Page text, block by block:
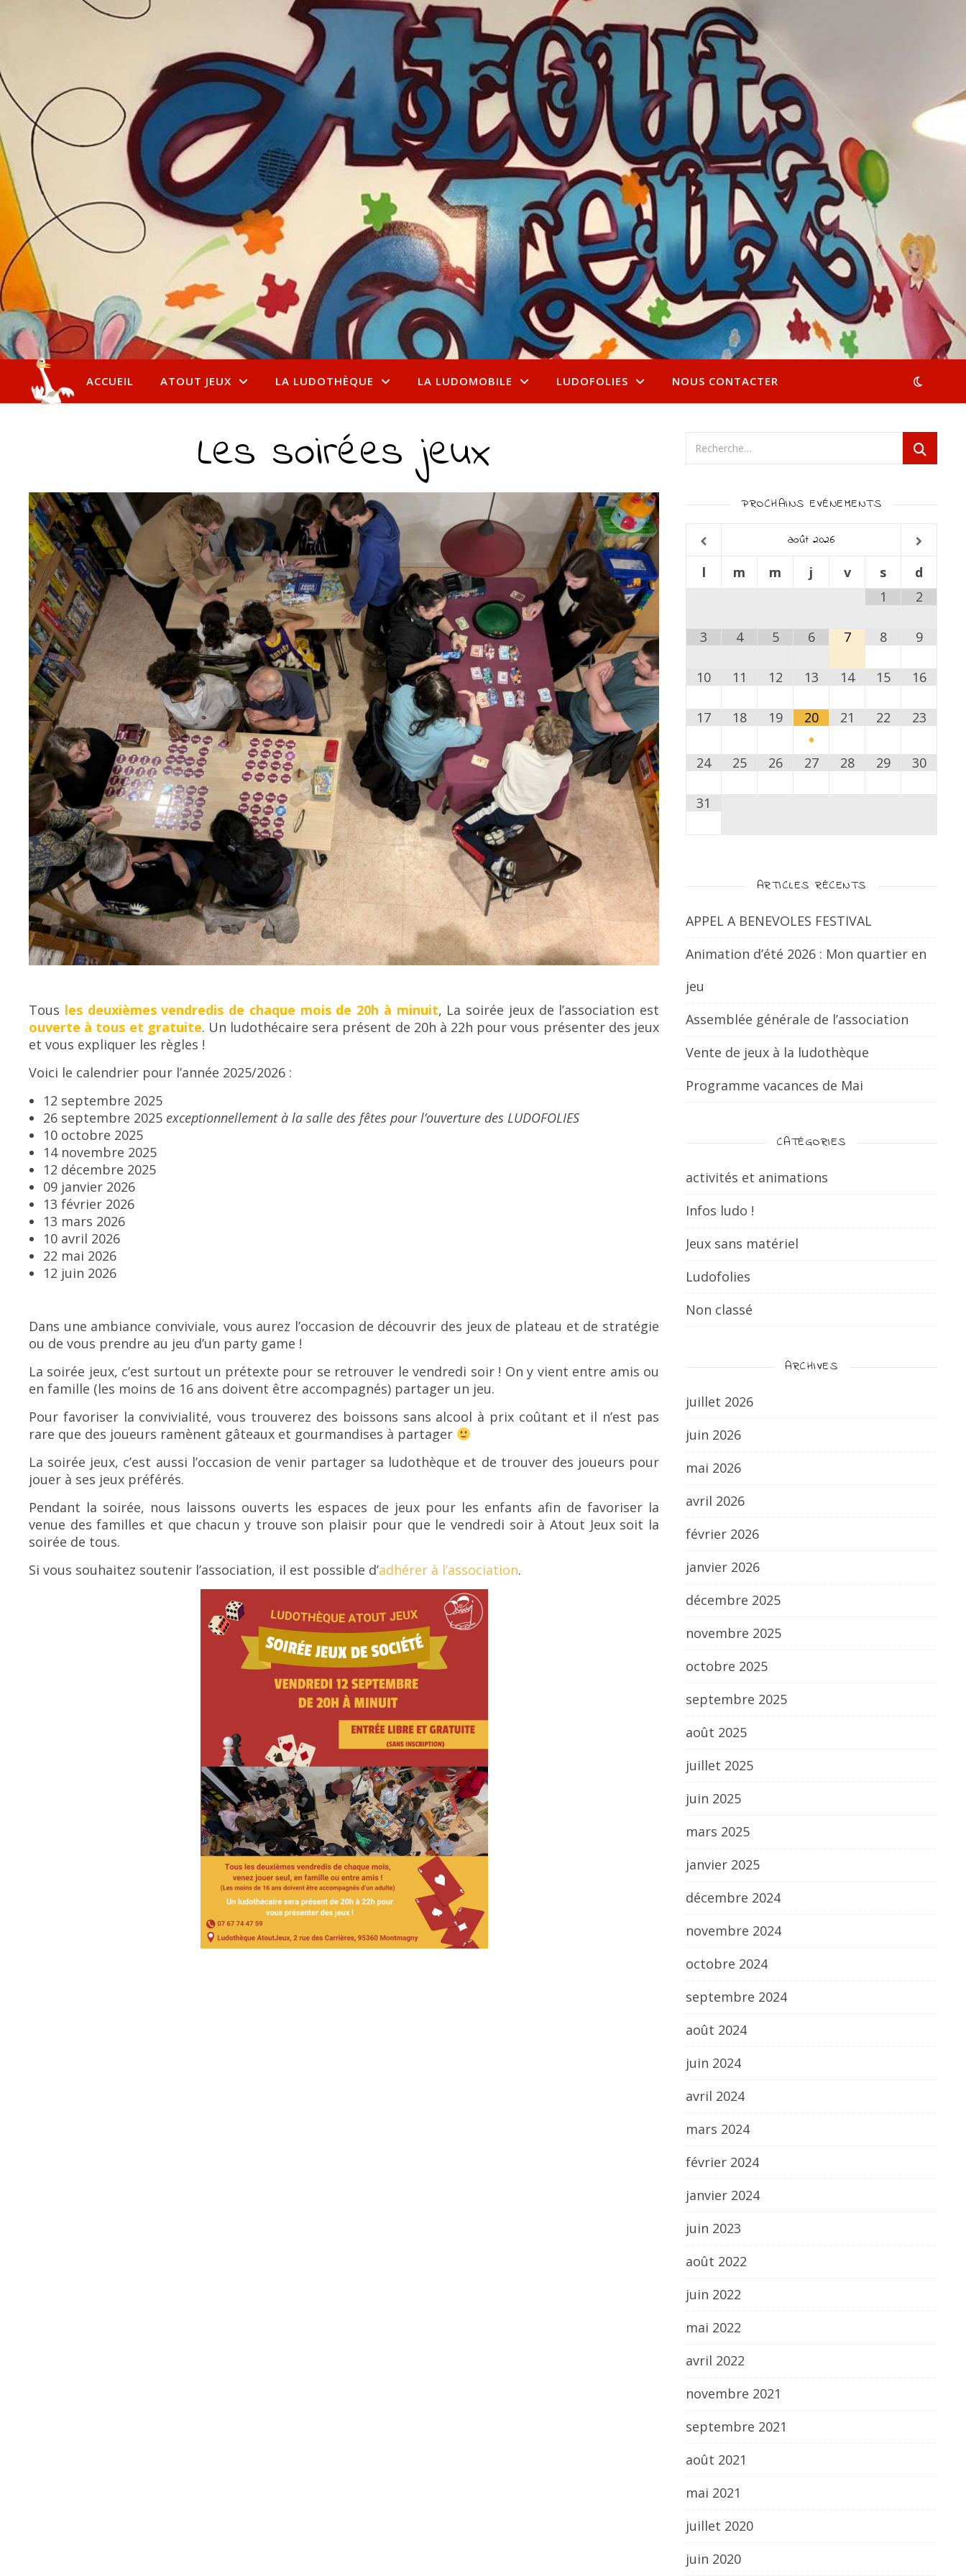
ACCUEIL ATOUT JEUX LA LUDOTHÈQUE LA LUDOMOBILE LUDOFOLIES NOUS CONTACTER
Les soirées jeux
Tous les deuxièmes vendredis de chaque mois de 20h à minuit, La soirée jeux de l’association est
ouverte à tous et gratuite. Un ludothécaire sera présent de 20h à 22h pour vous présenter des jeux
et vous expliquer les règles !
Voici le calendrier pour l’année 2025/2026 :
12 septembre 2025
26 septembre 2025 exceptionnellement à la salle des fêtes pour l’ouverture des LUDOFOLIES
10 octobre 2025
14 novembre 2025
12 décembre 2025
09 janvier 2026
13 février 2026
13 mars 2026
10 avril 2026
22 mai 2026
12 juin 2026
Dans une ambiance conviviale, vous aurez l’occasion de découvrir des jeux de plateau et de stratégie
ou de vous prendre au jeu d’un party game !
La soirée jeux, c’est surtout un prétexte pour se retrouver le vendredi soir ! On y vient entre amis ou
en famille (les moins de 16 ans doivent être accompagnés) partager un jeu.
Pour favoriser la convivialité, vous trouverez des boissons sans alcool à prix coûtant et il n’est pas
rare que des joueurs ramènent gâteaux et gourmandises à partager
La soirée jeux, c’est aussi l’occasion de venir partager sa ludothèque et de trouver des joueurs pour
jouer à ses jeux préférés.
Pendant la soirée, nous laissons ouverts les espaces de jeux pour les enfants afin de favoriser la
venue des familles et que chacun y trouve son plaisir pour que le vendredi soir à Atout Jeux soit la
soirée de tous.
Si vous souhaitez soutenir l’association, il est possible d’adhérer à l’association.
PROCHAINS EVÉNEMENTS
août 2026
l
m m j v s
d
1
2
3 4 5 6 7 8 9
10 11 12 13 14 15 16
17 18 19 20
•
21 22 23
24 25 26 27 28 29 30
31
ARTICLES RÉCENTS
APPEL A BENEVOLES FESTIVAL
Animation d’été 2026 : Mon quartier en
jeu
Assemblée générale de l’association
Vente de jeux à la ludothèque
Programme vacances de Mai
CATÉGORIES
activités et animations
Infos ludo !
Jeux sans matériel
Ludofolies
Non classé
ARCHIVES
juillet 2026
juin 2026
mai 2026
avril 2026
février 2026
janvier 2026
décembre 2025
novembre 2025
octobre 2025
septembre 2025
août 2025
juillet 2025
juin 2025
mars 2025
janvier 2025
décembre 2024
novembre 2024
octobre 2024
septembre 2024
août 2024
juin 2024
avril 2024
mars 2024
février 2024
janvier 2024
juin 2023
août 2022
juin 2022
mai 2022
avril 2022
novembre 2021
septembre 2021
août 2021
mai 2021
juillet 2020
juin 2020